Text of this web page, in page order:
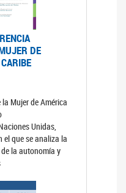
DE
Mujer de América
Unidas,
el que se analiza la
la autonomía y